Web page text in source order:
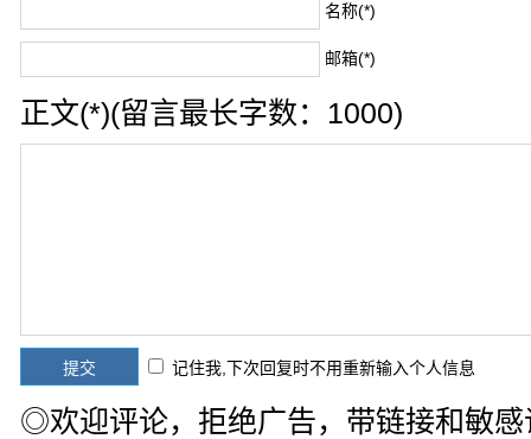
名称(*)
邮箱(*)
正文(*)(留言最长字数：1000)
记住我,下次回复时不用重新输入个人信息
◎欢迎评论，拒绝广告，带链接和敏